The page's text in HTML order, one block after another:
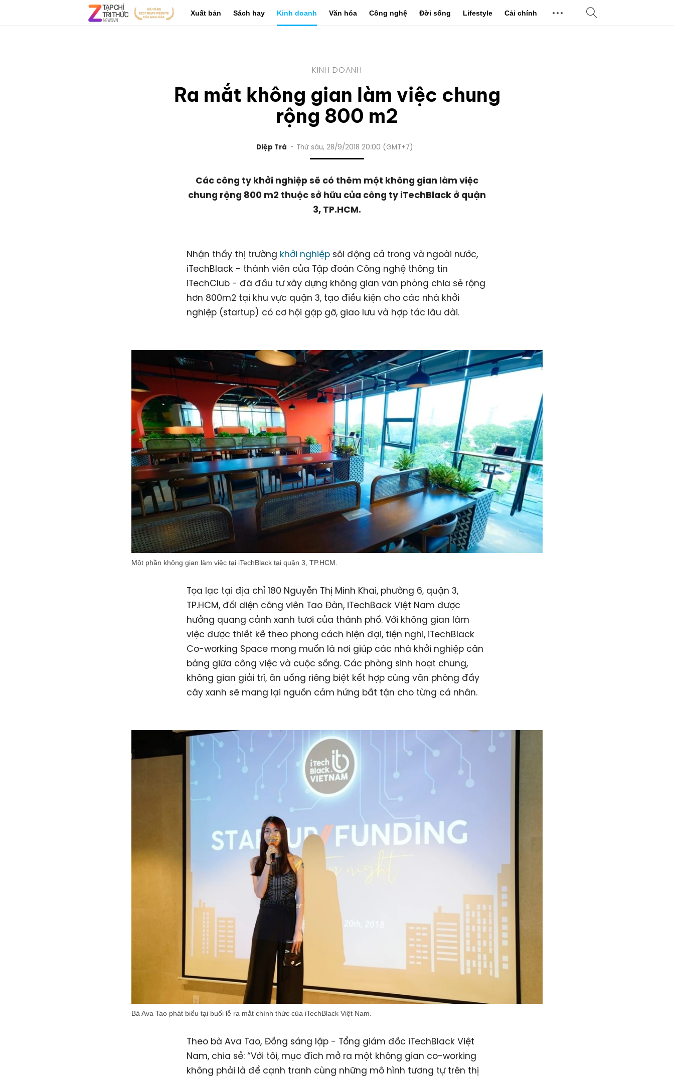
Xuất bản Sách hay Kinh doanh Văn hóa Công nghệ Đời sống Lifestyle Cải chính
KINH DOANH
Ra mắt không gian làm việc chung
rộng 800 m2
Diệp Trà Thứ sáu, 28/9/2018 20:00 (GMT+7)
Các công ty khởi nghiệp sẽ có thêm một không gian làm việc
chung rộng 800 m2 thuộc sở hữu của công ty iTechBlack ở quận
3, TP.HCM.
Nhận thấy thị trường khởi nghiệp sôi động cả trong và ngoài nước,
iTechBlack - thành viên của Tập đoàn Công nghệ thông tin
iTechClub - đã đầu tư xây dựng không gian văn phòng chia sẻ rộng
hơn 800m2 tại khu vực quận 3, tạo điều kiện cho các nhà khởi
nghiệp (startup) có cơ hội gặp gỡ, giao lưu và hợp tác lâu dài.
Một phần không gian làm việc tại iTechBlack tại quận 3, TP.HCM.
Tọa lạc tại địa chỉ 180 Nguyễn Thị Minh Khai, phường 6, quận 3,
TP.HCM, đối diện công viên Tao Đàn, iTechBack Việt Nam được
hưởng quang cảnh xanh tươi của thành phố. Với không gian làm
việc được thiết kế theo phong cách hiện đại, tiện nghi, iTechBlack
Co-working Space mong muốn là nơi giúp các nhà khởi nghiệp cân
bằng giữa công việc và cuộc sống. Các phòng sinh hoạt chung,
không gian giải trí, ăn uống riêng biệt kết hợp cùng văn phòng đầy
cây xanh sẽ mang lại nguồn cảm hứng bất tận cho từng cá nhân.
Bà Ava Tao phát biểu tại buổi lễ ra mắt chính thức của iTechBlack Việt Nam.
Theo bà Ava Tao, Đồng sáng lập - Tổng giám đốc iTechBlack Việt
Nam, chia sẻ: “Với tôi, mục đích mở ra một không gian co-working
không phải là để cạnh tranh cùng những mô hình tương tự trên thị